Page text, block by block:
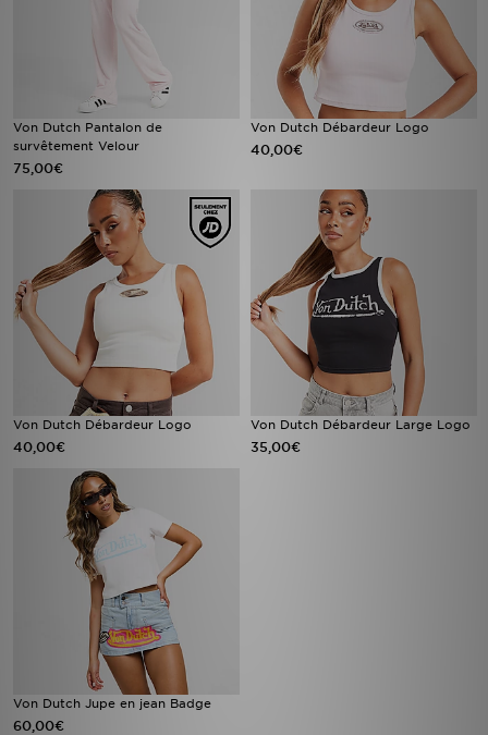
Von Dutch Pantalon de
survêtement Velour
75,00€
Von Dutch Débardeur Logo
40,00€
Von Dutch Débardeur Logo
40,00€
Von Dutch Débardeur Large Logo
35,00€
Von Dutch Jupe en jean Badge
60,00€